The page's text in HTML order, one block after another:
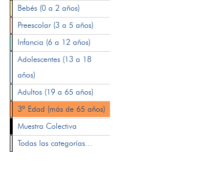
Bebés (0 a 2 años)
Preescolar (3 a 5 años)
Infancia (6 a 12 años)
Adolescentes (13 a 18
años)
Adultos (19 a 65 años)
3ª Edad (más de 65 años)
Muestra Colectiva
Todas las categorías...